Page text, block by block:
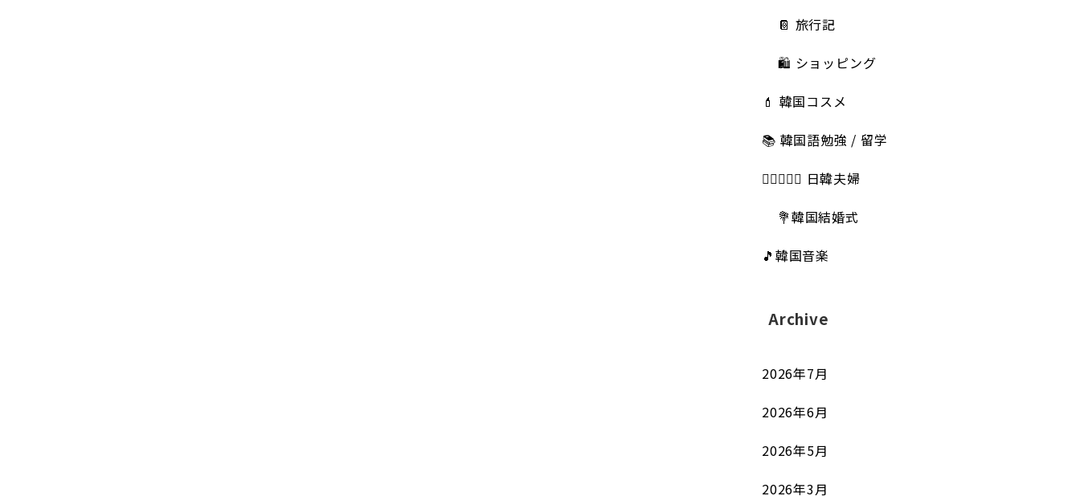
📔 旅行記
🛍️ ショッピング
💄 韓国コスメ
📚 韓国語勉強 / 留学
👩🏻‍❤️‍👨🏻 日韓夫婦
💐韓国結婚式
🎵韓国音楽
Archive
2026年7月
2026年6月
2026年5月
2026年3月